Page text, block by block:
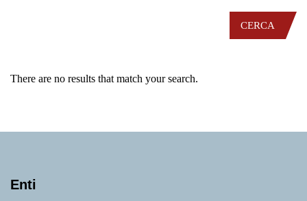
CERCA
There are no results that match your search.
Enti